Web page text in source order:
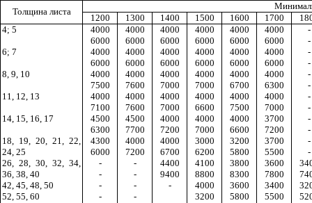
Толщина листа
1200
1300 1400 1500 1600 1700
4; 5
4000 4000 4000 4000 4000 4000
-
6000
6000 6000 6000 6000 6000
-
6; 7
4000 4000 4000 4000 4000 4000
-
6000
6000 6000 6000 6000 6000
-
8, 9, 10
4000 4000 4000 4000 4000 4000
-
7500
7600 7000 7000 6700 6300
-
11, 12, 13
4000 4000 4000 4000 4000 4000
-
7100
7600 7000 6600 7500 7000
-
14, 15, 16, 17
4500 4500 4000 4000 4000 3700
-
6300
7700 7200 7000 6600 7200
-
18, 19, 20, 21, 22,
24, 25
4300 4000 4000 3000 3200 3700
-
6000
7200 6700 6200 5800 5500
-
26, 28, 30, 32, 34,
36, 38, 40
- - 4400 4100 3800 3600
-
- 9400 8800 8300 7800
42, 45, 48, 50
- - - 4000 3600 3400
52, 55, 60
- - 3200 5800 5500